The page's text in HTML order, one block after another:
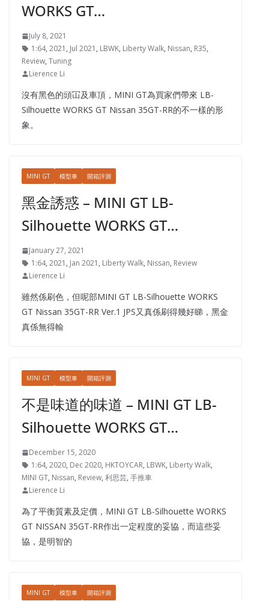
WORKS GT…
July 8, 2021
1:64, 2021 , Jul 2021 , LBWK, Liberty Walk, Nissan, R35,
Review, Tuning
Lierence Li
沒有黑色的頭冚及車頂，MINI GT為買家們帶來 LB-
Silhouette WORKS GT Nissan 35GT-RR的不一樣的形
象。
MINI GT 模型車 開箱評測
黑金誘惑 – MINI GT LB-
Silhouette WORKS GT…
January 27, 2021
1:64, 2021 , Jan 2021 , Liberty Walk, Nissan, Review
Lierence Li
雖然係刷色，但呢部MINI GT LB-Silhouette WORKS
GT Nissan 35GT-RR Ver.1 JPS又真係刷得幾好睇，黑金
真係無得輸
MINI GT 模型車 開箱評測
不是味道的味道 – MINI GT LB-
Silhouette WORKS GT…
December 15, 2020
1:64, 2020, Dec 2020, HKTOYCAR, LBWK, Liberty Walk,
MINI GT, Nissan, Review, 利思芸, 手推車
Lierence Li
為了平衡質素及定價，MINI GT LB-Silhouette WORKS
GT NISSAN 35GT-RR作出一定程度的妥協，而這些妥
協，是明智的
MINI GT 模型車 開箱評測